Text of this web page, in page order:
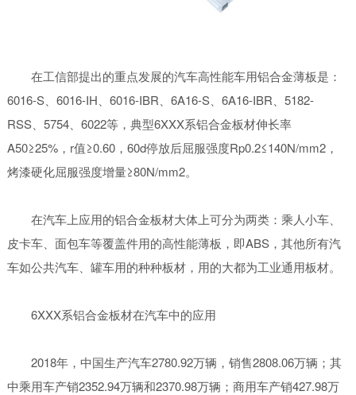
在工信部提出的重点发展的汽车高性能车用铝合金薄板是：
6016-S、6016-IH、6016-IBR、6A16-S、6A16-IBR、5182-
RSS、5754、6022等，典型6XXX系铝合金板材伸长率
A50≥25%，r值≥0.60，60d停放后屈服强度Rp0.2≤140N/mm2，
烤漆硬化屈服强度增量≥80N/mm2。
在汽车上应用的铝合金板材大体上可分为两类：乘人小车、
皮卡车、面包车等覆盖件用的高性能薄板，即ABS，其他所有汽
车如公共汽车、罐车用的种种板材，用的大都为工业通用板材。
6XXX系铝合金板材在汽车中的应用
2018年，中国生产汽车2780.92万辆，销售2808.06万辆；其
中乘用车产销2352.94万辆和2370.98万辆；商用车产销427.98万